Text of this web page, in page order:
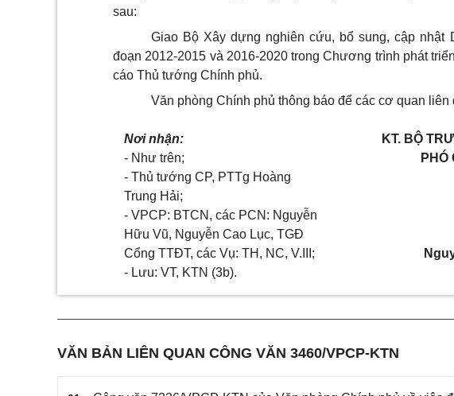
sau:
Giao Bộ Xây dựng nghiên cứu, bổ sung, cập nhật
đoạn 2012-2015 và 2016-2020 trong Chương trình phát
cáo Thủ tướng Chính phủ.
Văn phòng Chính phủ thông báo để các cơ quan liên
Nơi nhận:
- Như trên;
- Thủ tướng CP, PTTg Hoàng
Trung Hải;
- VPCP: BTCN, các PCN: Nguyễn
Hữu Vũ, Nguyễn Cao Lục, TGĐ
Cổng TTĐT, các Vụ: TH, NC, V.III;
- Lưu: VT, KTN (3b).
KT. BỘ
PHÓ
VĂN BẢN LIÊN QUAN CÔNG VĂN 3460/VPCP-KTN